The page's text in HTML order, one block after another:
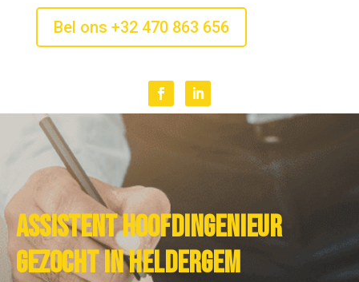
Bel ons +32 470 863 656
Assistent hoofdingenieur
gezocht in Heldergem